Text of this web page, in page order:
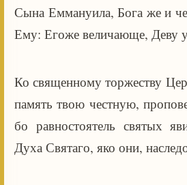
Сына Еммануила, Бога же и
Ему: Егоже величающе, Деву
Ко священному торжеству
память твою честную,
бо равностоятель святых
Духа Святаго, яко они,